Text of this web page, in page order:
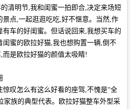
清明节,我和闺蜜一拍即合,决定来场短
点,一起逛逛吃吃,好不惬意。当然,作
车的好闺蜜。但话说回来,我想买车的
蜜的欧拉好猫,我也想购置一辆,倒不
是欧拉好猫的颜值太吸睛!
叹怎么有这么好看的座驾,不愧是“全
家族的典型代表。欧拉好猫整车外型采